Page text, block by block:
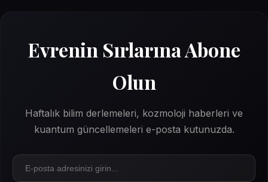
Evrenin Sırlarına Abone
Olun
Haftalık bilim derlemeleri, kozmoloji haberleri ve
kuantum güncellemeleri e-posta kutunuzda.